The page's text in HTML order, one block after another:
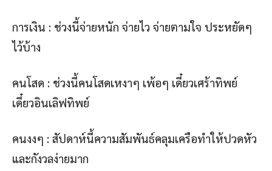
การเงิน : ช่วงนี้จ่ายหนัก จ่ายไว จ่ายตามใจ ประหยัดๆ
ไว้บ้าง
คนโสด : ช่วงนี้คนโสดเหงาๆ เพ้อๆ เดี๋ยวเศร้าทิพย์
เดี๋ยวอินเลิฟทิพย์
คนงงๆ : สัปดาห์นี้ความสัมพันธ์คลุมเครือทำให้ปวดหัว
และกังวลง่ายมาก